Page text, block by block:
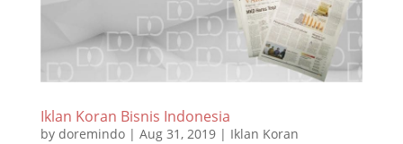
Iklan Koran Bisnis Indonesia
by doremindo| Aug 31, 2019| Iklan Koran